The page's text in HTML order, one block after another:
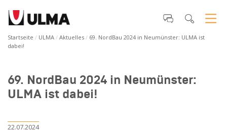
Startseite ULMA Aktuelles
69. NordBau 2024 in Neumünster: ULMA ist
dabei!
69. NordBau 2024 in Neumünster:
ULMA ist dabei!
22.07.2024